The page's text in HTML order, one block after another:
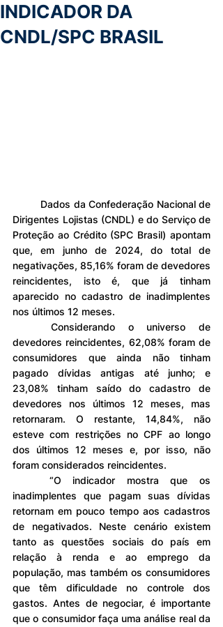
INDICADOR DA
CNDL/SPC BRASIL
Dirigentes Lojistas (CNDL) e do Serviço de
Proteção ao Crédito (SPC Brasil) apontam
que, em junho de 2024, do total de
negativações, 85,16% foram de devedores
reincidentes, isto é, que já tinham
aparecido no cadastro de inadimplentes
nos últimos 12 meses.
devedores reincidentes, 62,08% foram de
consumidores que ainda não tinham
pagado dívidas antigas até junho; e
23,08% tinham saído do cadastro de
devedores nos últimos 12 meses, mas
retornaram. O restante, 14,84%, não
esteve com restrições no CPF ao longo
dos últimos 12 meses e, por isso, não
foram considerados reincidentes.
inadimplentes que pagam suas dívidas
retornam em pouco tempo aos cadastros
de negativados. Neste cenário existem
tanto as questões sociais do país em
relação à renda e ao emprego da
população, mas também os consumidores
que têm dificuldade no controle dos
gastos. Antes de negociar, é importante
que o consumidor faça uma análise real da